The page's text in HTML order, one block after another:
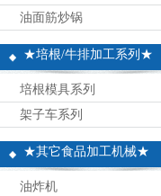
油面筋炒锅
★培根/牛排加工系列★
培根模具系列
架子车系列
★其它食品加工机械★
油炸机